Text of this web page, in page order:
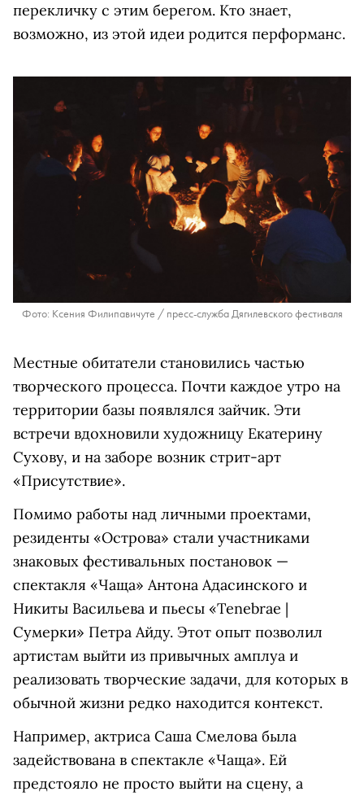
перекличку с этим берегом. Кто знает,
возможно, из этой идеи родится перформанс.
Фото: Ксения Филипавичуте / пресс-служба Дягилевского фестиваля
Местные обитатели становились частью
творческого процесса. Почти каждое утро на
территории базы появлялся зайчик. Эти
встречи вдохновили художницу Екатерину
Сухову, и на заборе возник стрит-арт
«Присутствие».
Помимо работы над личными проектами,
резиденты «Острова» стали участниками
знаковых фестивальных постановок —
спектакля «Чаща» Антона Адасинского и
Никиты Васильева и пьесы «Tenebrae |
Сумерки» Петра Айду. Этот опыт позволил
артистам выйти из привычных амплуа и
реализовать творческие задачи, для которых в
обычной жизни редко находится контекст.
Например, актриса Саша Смелова была
задействована в спектакле «Чаща». Ей
предстояло не просто выйти на сцену, а